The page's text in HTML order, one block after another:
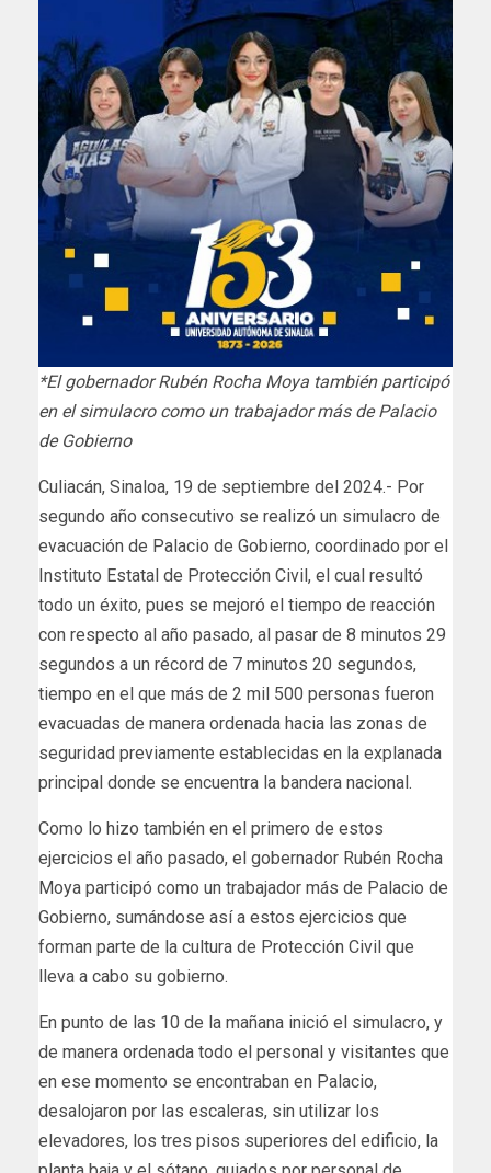
*El gobernador Rubén Rocha Moya también participó
en el simulacro como un trabajador más de Palacio
de Gobierno
Culiacán, Sinaloa, 19 de septiembre del 2024.- Por
segundo año consecutivo se realizó un simulacro de
evacuación de Palacio de Gobierno, coordinado por el
Instituto Estatal de Protección Civil, el cual resultó
todo un éxito, pues se mejoró el tiempo de reacción
con respecto al año pasado, al pasar de 8 minutos 29
segundos a un récord de 7 minutos 20 segundos,
tiempo en el que más de 2 mil 500 personas fueron
evacuadas de manera ordenada hacia las zonas de
seguridad previamente establecidas en la explanada
principal donde se encuentra la bandera nacional.
Como lo hizo también en el primero de estos
ejercicios el año pasado, el gobernador Rubén Rocha
Moya participó como un trabajador más de Palacio de
Gobierno, sumándose así a estos ejercicios que
forman parte de la cultura de Protección Civil que
lleva a cabo su gobierno.
En punto de las 10 de la mañana inició el simulacro, y
de manera ordenada todo el personal y visitantes que
en ese momento se encontraban en Palacio,
desalojaron por las escaleras, sin utilizar los
elevadores, los tres pisos superiores del edificio, la